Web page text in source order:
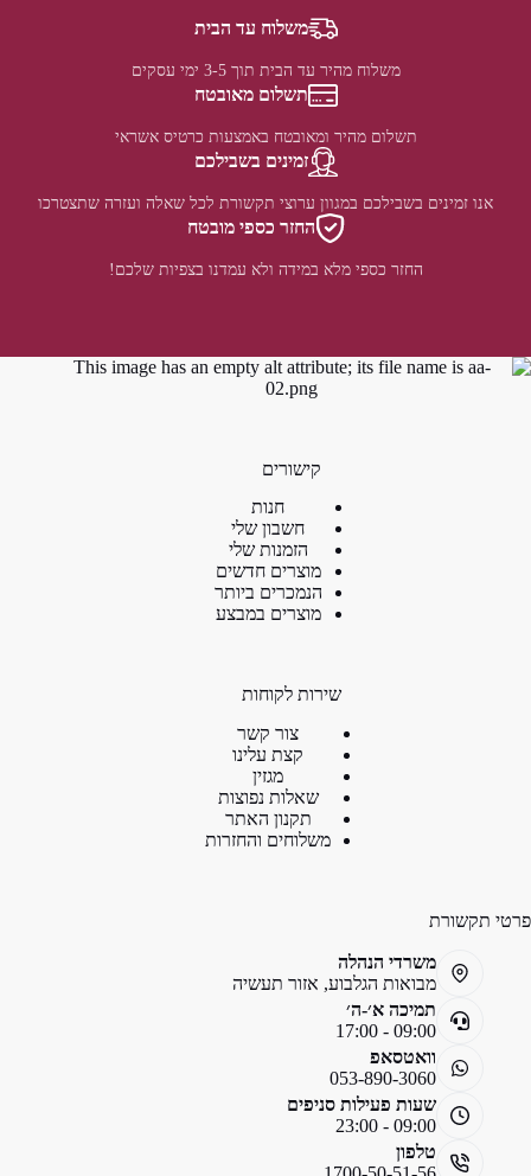
משלוח עד הבית
משלוח מהיר עד הבית תוך 3-5 ימי עסקים
תשלום מאובטח
תשלום מהיר ומאובטח באמצעות כרטיס אשראי
זמינים בשבילכם
אנו זמינים בשבילכם במגוון ערוצי תקשורת לכל שאלה ועזרה שתצטרכו
החזר כספי מובטח
החזר כספי מלא במידה ולא עמדנו בצפיות שלכם!
קישורים
חנות
חשבון שלי
הזמנות שלי
מוצרים חדשים
הנמכרים ביותר
מוצרים במבצע
שירות לקוחות
צור קשר
קצת עלינו
מגזין
שאלות נפוצות
תקנון האתר
משלוחים והחזרות
פרטי תקשורת
משרדי הנהלה
מבואות הגלבוע, אזור תעשיה
תמיכה א׳-ה׳
09:00 - 17:00
וואטסאפ
053-890-3060
שעות פעילות סניפים
09:00 - 23:00
טלפון